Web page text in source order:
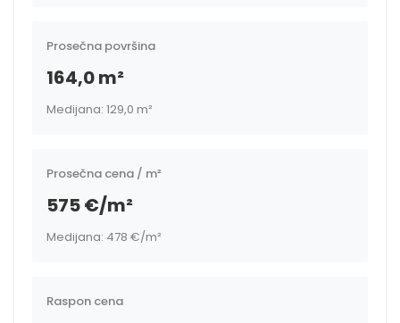
Prosečna površina
164,0 m²
Medijana: 129,0 m²
Prosečna cena / m²
575 €/m²
Medijana: 478 €/m²
Raspon cena